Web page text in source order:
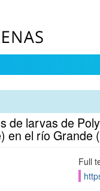
de larvas de
en el río Grande
Full